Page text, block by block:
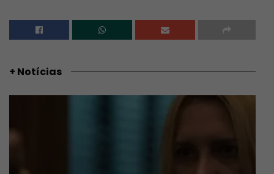
+ Notícias